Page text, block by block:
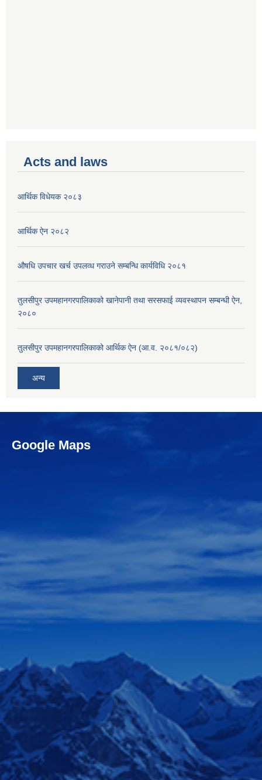
Acts and laws
आर्थिक विधेयक २०८३
आर्थिक ऐन २०८२
औषधि उपचार खर्च उपलव्ध गराउने सम्बन्धि कार्यविधि २०८१
तुलसीपुर उपमहानगरपालिकाको खानेपानी तथा सरसफाई व्यवस्थापन सम्बन्धी ऐन,
२०८०
तुलसीपुर उपमहानगरपालिकाको आर्थिक ऐन (आ.व. २०८१/०८२)
अन्य
Google Maps